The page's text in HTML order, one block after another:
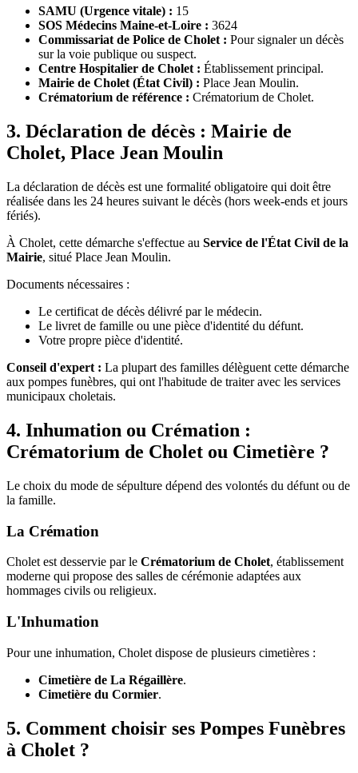
SAMU (Urgence vitale) : 15
SOS Médecins Maine-et-Loire : 3624
Commissariat de Police de Cholet : Pour signaler un décès
sur la voie publique ou suspect.
Centre Hospitalier de Cholet : Établissement principal.
Mairie de Cholet (État Civil) : Place Jean Moulin.
Crématorium de référence : Crématorium de Cholet.
3. Déclaration de décès : Mairie de
Cholet, Place Jean Moulin
La déclaration de décès est une formalité obligatoire qui doit être
réalisée dans les 24 heures suivant le décès (hors week-ends et jours
fériés).
À Cholet, cette démarche s'effectue au Service de l'État Civil de la
Mairie, situé Place Jean Moulin.
Documents nécessaires :
Le certificat de décès délivré par le médecin.
Le livret de famille ou une pièce d'identité du défunt.
Votre propre pièce d'identité.
Conseil d'expert : La plupart des familles délèguent cette démarche
aux pompes funèbres, qui ont l'habitude de traiter avec les services
municipaux choletais.
4. Inhumation ou Crémation :
Crématorium de Cholet ou Cimetière ?
Le choix du mode de sépulture dépend des volontés du défunt ou de
la famille.
La Crémation
Cholet est desservie par le Crématorium de Cholet, établissement
moderne qui propose des salles de cérémonie adaptées aux
hommages civils ou religieux.
L'Inhumation
Pour une inhumation, Cholet dispose de plusieurs cimetières :
Cimetière de La Régaillère.
Cimetière du Cormier.
5. Comment choisir ses Pompes Funèbres
à Cholet ?